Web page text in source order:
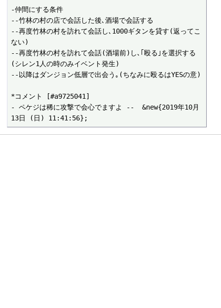
-仲間にする条件
--竹林の村の店で会話した後､酒場で会話する
--再度竹林の村を訪れて会話し､1000ギタンを貸す(返ってこ
ない)
--再度竹林の村を訪れて会話(酒場前)し､｢殴る｣を選択する
(シレン1人の時のみイベント発生)
--以降はダンジョン低層で出会う｡(ちなみに殴るはYESの意)
*コメント [#a9725041]
- ペケジは稀に攻撃で会心でますよ --  &new{2019年10月